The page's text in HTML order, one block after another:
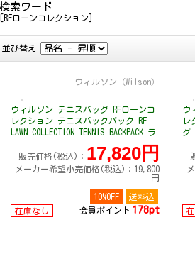
検索ワード
[RFローンコレクション]
並び替え
ウィルソン（Wilson）
ウィルソン テニスバッグ RFローンコ
レクション テニスバックパック RF
LAWN COLLECTION TENNIS BACKPACK ラ
販売価格(税込)： 17,820円
メーカー希望小売価格(税込)：19,800
円
10%OFF
送料込
在庫なし
会員ポイント 178pt
ウ
レ
グ